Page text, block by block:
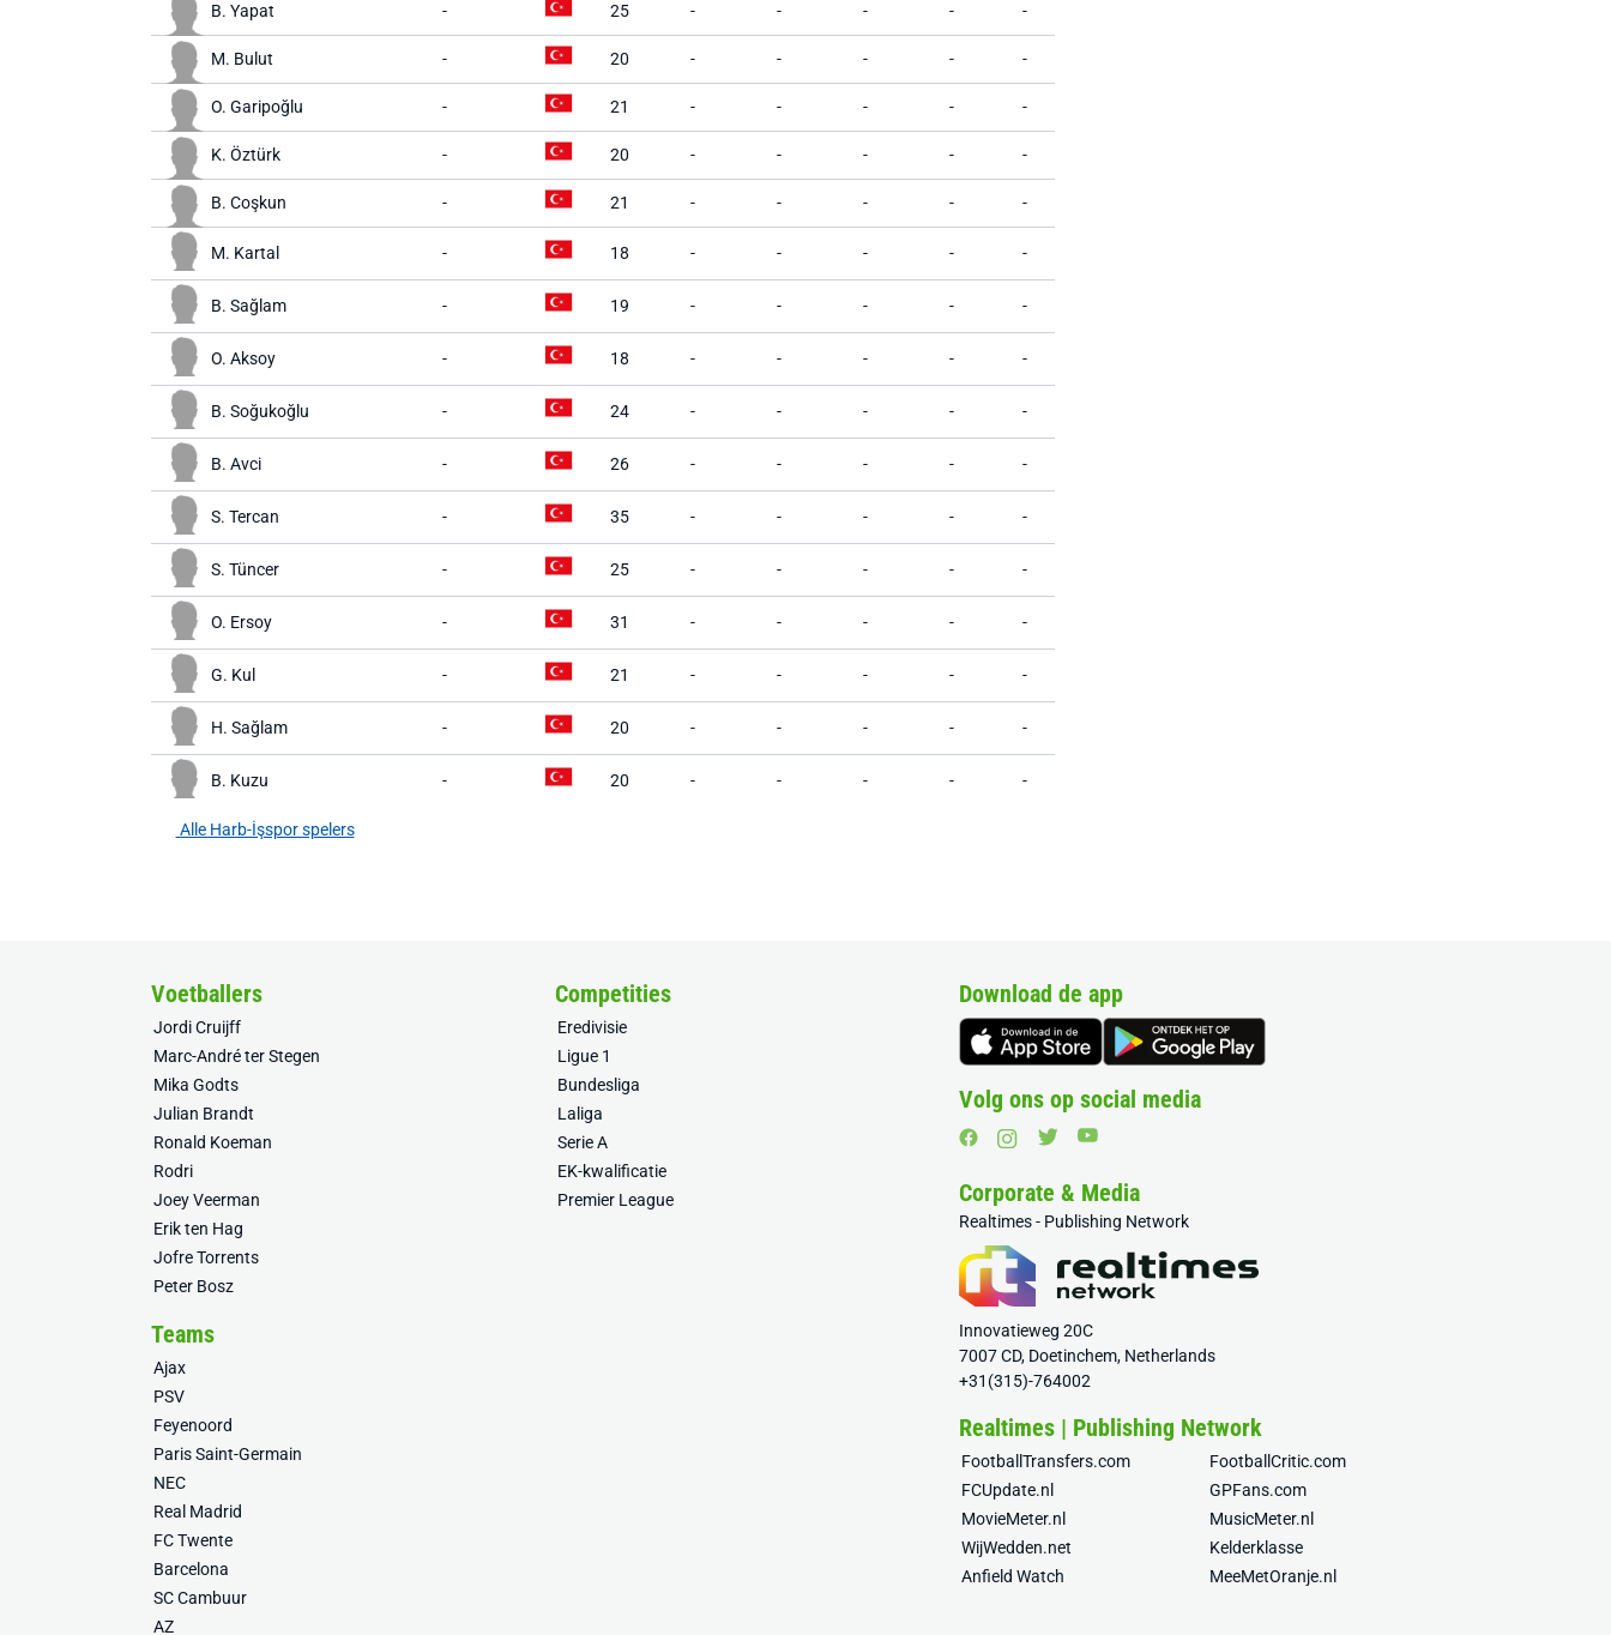
B. Yapat - 25 - - - - -
M. Bulut - 20 - - - - -
O. Garipoğlu - 21 - - - - -
K. Öztürk - 20 - - - - -
B. Coşkun - 21 - - - - -
M. Kartal - 18 - - - - -
B. Sağlam - 19 - - - - -
O. Aksoy - 18 - - - - -
B. Soğukoğlu - 24 - - - - -
B. Avci - 26 - - - - -
S. Tercan - 35 - - - - -
S. Tüncer - 25 - - - - -
O. Ersoy - 31 - - - - -
G. Kul - 21 - - - - -
H. Sağlam - 20 - - - - -
B. Kuzu - 20 - - - - -
Alle Harb-İşspor spelers
Voetballers
Jordi Cruijff
Marc-André ter Stegen
Mika Godts
Julian Brandt
Ronald Koeman
Rodri
Joey Veerman
Erik ten Hag
Jofre Torrents
Peter Bosz
Competities
Eredivisie
Ligue 1
Bundesliga
Laliga
Serie A
EK-kwalificatie
Premier League
Teams
Ajax
PSV
Feyenoord
Paris Saint-Germain
NEC
Real Madrid
FC Twente
Barcelona
SC Cambuur
AZ
Download de app
Volg ons op social media
Corporate & Media
Realtimes - Publishing Network
Innovatieweg 20C
7007 CD, Doetinchem, Netherlands
+31(315)-764002
Realtimes | Publishing Network
FootballTransfers.com
FootballCritic.com
FCUpdate.nl
GPFans.com
MovieMeter.nl
MusicMeter.nl
WijWedden.net
Kelderklasse
Anfield Watch
MeeMetOranje.nl